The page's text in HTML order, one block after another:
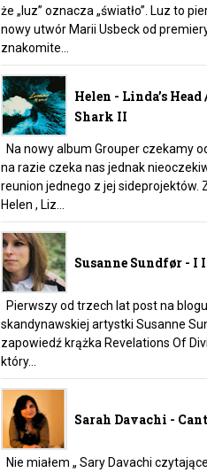
że „luz” oznacza „światło”. Luz to
nowy utwór Marii Usbeck od
znakomite...
Helen - Linda’s Head
Shark II
Na nowy album Grouper czekamy
na razie czeka nas jednak
reunion jednego z jej sideprojektów.
Helen , Liz...
Susanne Sundfør - I
Pierwszy od trzech lat post na
skandynawskiej artystki Susanne
zapowiedź krążka Revelations Of
który...
Sarah Davachi -
Nie miałem „ Sary Davachi